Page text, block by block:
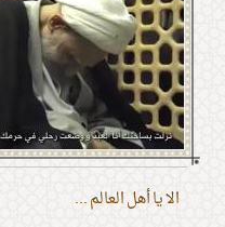
الا يا أهل العالم ...